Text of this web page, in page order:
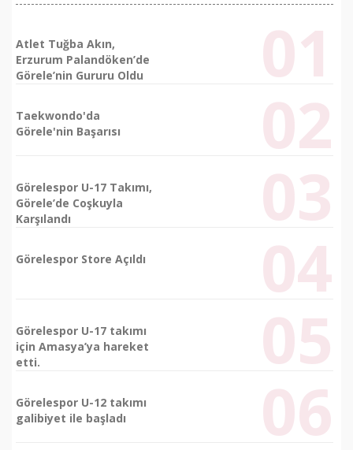
Atlet Tuğba Akın,
Erzurum Palandöken’de
Görele’nin Gururu Oldu
Taekwondo'da
Görele'nin Başarısı
Görelespor U-17 Takımı,
Görele’de Coşkuyla
Karşılandı
Görelespor Store Açıldı
Görelespor U-17 takımı
için Amasya’ya hareket
etti.
Görelespor U-12 takımı
galibiyet ile başladı